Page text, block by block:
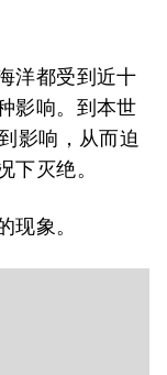
洋都受到近十
影响。到本世
影响，从而迫
下灭绝。
现象。